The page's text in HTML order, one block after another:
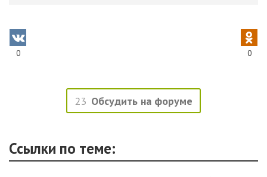
0 0
23 Обсудить на форуме
Ссылки по теме: